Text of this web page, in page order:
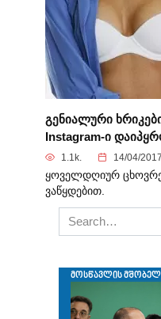
გენიალური
Instagram-ი
1.1k. 14/04/2017
ყოველდღიურ
ვაწყდებით.
Search
for: